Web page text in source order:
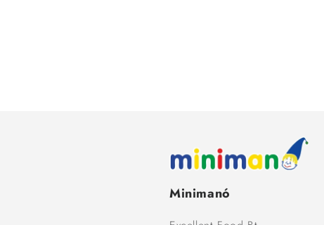
Minimanó